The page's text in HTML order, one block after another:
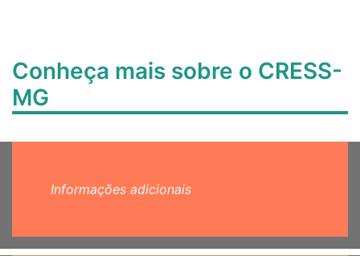
Conheça mais sobre o CRESS-
MG
Informações adicionais